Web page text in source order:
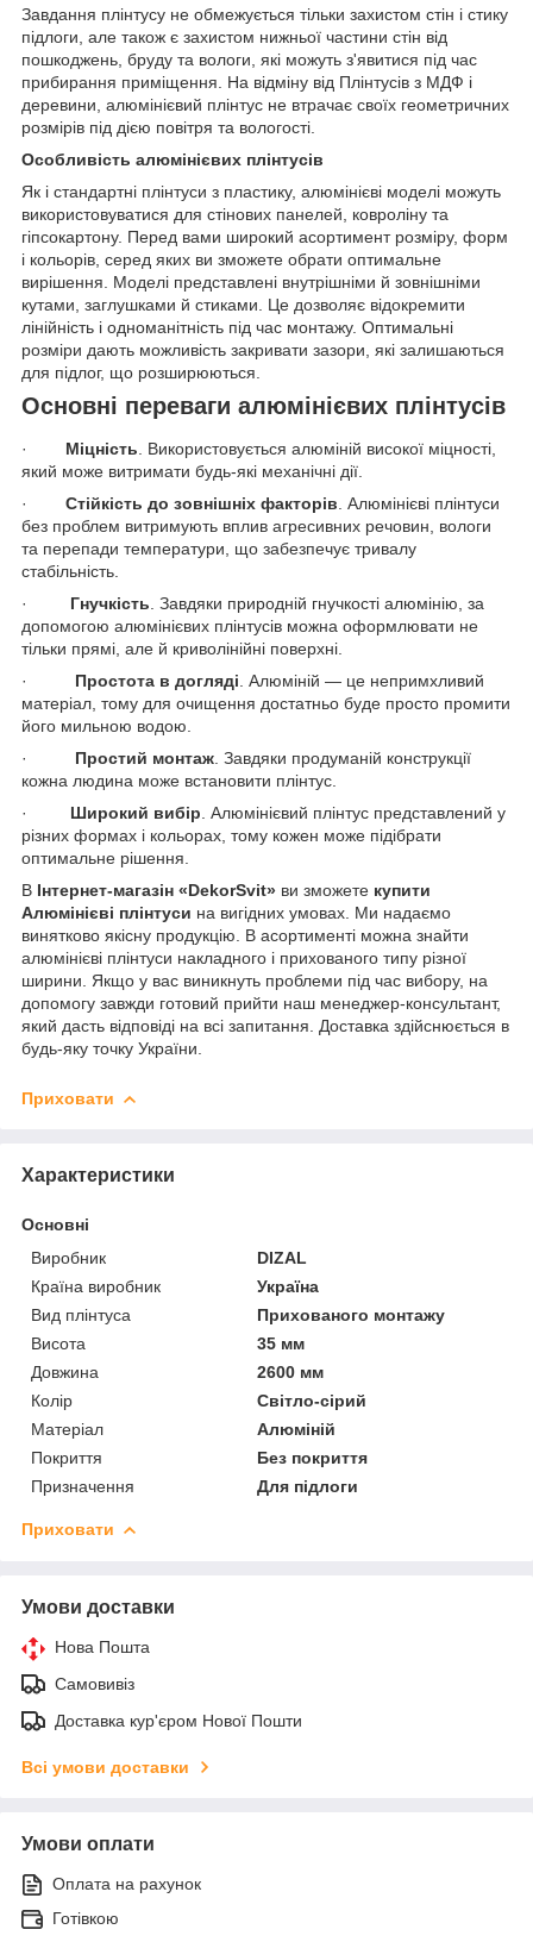
Завдання плінтусу не обмежується тільки захистом стін і стику
підлоги, але також є захистом нижньої частини стін від
пошкоджень, бруду та вологи, які можуть з'явитися під час
прибирання приміщення. На відміну від Плінтусів з МДФ і
деревини, алюмінієвий плінтус не втрачає своїх геометричних
розмірів під дією повітря та вологості.
Особливість алюмінієвих плінтусів
Як і стандартні плінтуси з пластику, алюмінієві моделі можуть
використовуватися для стінових панелей, ковроліну та
гіпсокартону. Перед вами широкий асортимент розміру, форм
і кольорів, серед яких ви зможете обрати оптимальне
вирішення. Моделі представлені внутрішніми й зовнішніми
кутами, заглушками й стиками. Це дозволяє відокремити
лінійність і одноманітність під час монтажу. Оптимальні
розміри дають можливість закривати зазори, які залишаються
для підлог, що розширюються.
Основні переваги алюмінієвих плінтусів
· Міцність . Використовується алюміній високої міцності,
який може витримати будь-які механічні дії.
· Стійкість до зовнішніх факторів . Алюмінієві плінтуси
без проблем витримують вплив агресивних речовин, вологи
та перепади температури, що забезпечує тривалу
стабільність.
· Гнучкість . Завдяки природній гнучкості алюмінію, за
допомогою алюмінієвих плінтусів можна оформлювати не
тільки прямі, але й криволінійні поверхні.
·
Простота в догляді . Алюміній — це непримхливий
матеріал, тому для очищення достатньо буде просто промити
його мильною водою.
· Простий монтаж . Завдяки продуманій конструкції
кожна людина може встановити плінтус.
· Широкий вибір . Алюмінієвий плінтус представлений у
різних формах і кольорах, тому кожен може підібрати
оптимальне рішення.
В Інтернет-магазін «DekorSvit» ви зможете купити
Алюмінієві плінтуси на вигідних умовах. Ми надаємо
винятково якісну продукцію. В асортименті можна знайти
алюмінієві плінтуси накладного і прихованого типу різної
ширини. Якщо у вас виникнуть проблеми під час вибору, на
допомогу завжди готовий прийти наш менеджер-консультант,
який дасть відповіді на всі запитання. Доставка здійснюється в
будь-яку точку України.
Приховати
Характеристики
Основні
Виробник
DIZAL
Країна виробник
Україна
Вид плінтуса
Прихованого монтажу
Висота
35 мм
Довжина
2600 мм
Колір
Світло-сірий
Матеріал
Алюміній
Покриття
Без покриття
Призначення
Для підлоги
Приховати
Умови доставки
Нова Пошта
Самовивіз
Доставка кур'єром Нової Пошти
Всі умови доставки
Умови оплати
Оплата на рахунок
Готівкою